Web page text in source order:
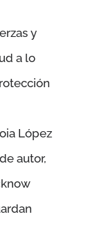
y
a lo
López
autor,